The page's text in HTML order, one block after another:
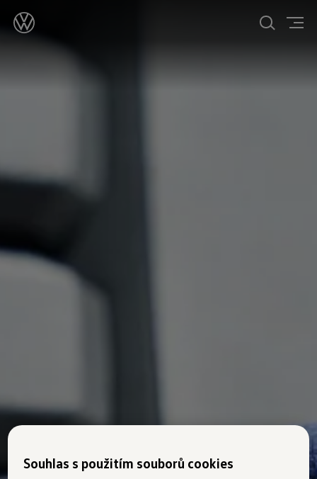
Souhlas s použitím souborů cookies